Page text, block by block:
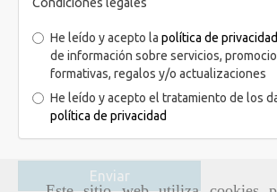
Condiciones legales
He leído y acepto la política de privacidad
de información sobre servicios,
formativas, regalos y/o actualizaciones
He leído y acepto el tratamiento de los
política de privacidad
Enviar